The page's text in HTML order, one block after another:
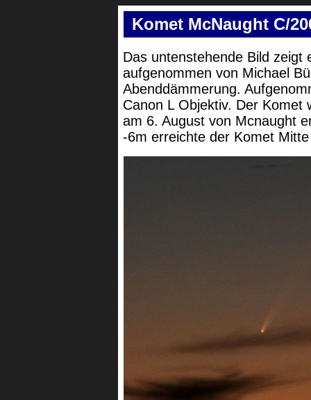
Komet McNaught C/
Das untenstehende Bild zeigt
aufgenommen von Michael
Abenddämmerung.
Canon L Objektiv. Der Komet
am 6. August von Mcnaught
-6m erreichte der Komet